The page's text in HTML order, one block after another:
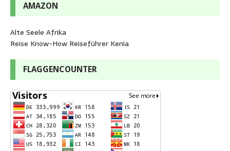
AMAZON
Alte Seele Afrika
Reise Know-How Reiseführer Kenia
FLAGGENCOUNTER